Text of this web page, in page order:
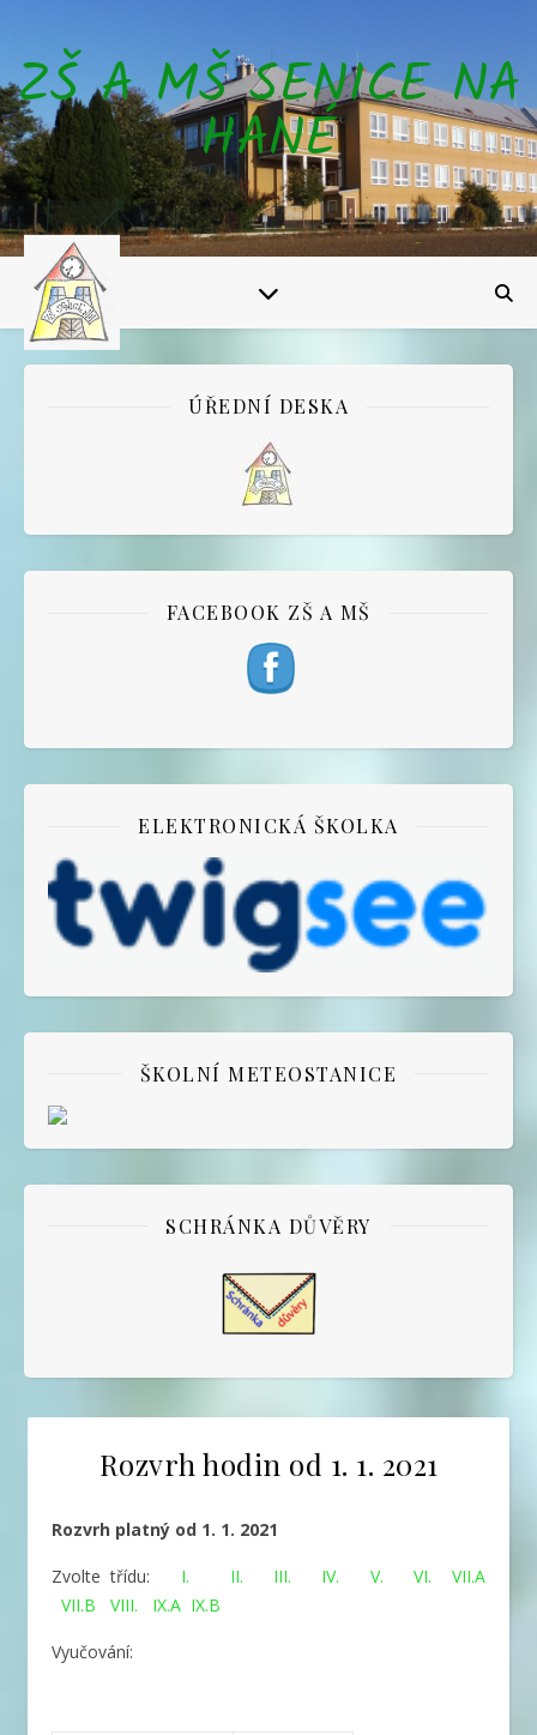
ZŠ A MŠ SENICE NA
HANÉ
ÚŘEDNÍ DESKA
FACEBOOK ZŠ A MŠ
ELEKTRONICKÁ ŠKOLKA
ŠKOLNÍ METEOSTANICE
SCHRÁNKA DŮVĚRY
Rozvrh hodin od 1. 1. 2021
Rozvrh platný od 1. 1. 2021
Zvolte třídu: I. II. III. IV. V. VI.
VII.A
VII.B
VIII. IX.A IX.B
Vyučování: